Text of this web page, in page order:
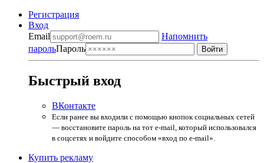
Регистрация
Вход
Email
Напомнить
парольПароль
Быстрый вход
ВКонтакте
Если ранее вы входили с помощью кнопок социальных сетей
— восстановите пароль на тот e-mail, который использовался
в соцсетях и войдите способом «вход по e-mail».
Купить рекламу